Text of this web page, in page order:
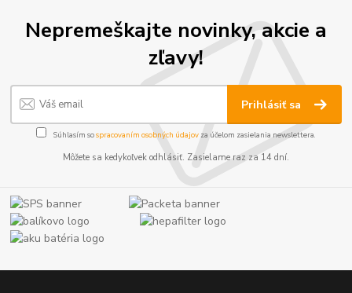
Nepremeškajte novinky, akcie a
zľavy!
Prihlásiť sa
Súhlasím sospracovaním osobných údajov za účelom zasielania newslettera.
Môžete sa kedykoľvek odhlásiť. Zasielame raz za 14 dní.